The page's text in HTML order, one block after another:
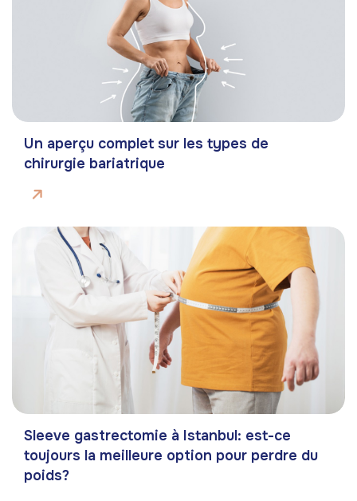
Un aperçu complet sur les types de
chirurgie bariatrique
Sleeve gastrectomie à Istanbul: est-ce
toujours la meilleure option pour perdre du
poids?